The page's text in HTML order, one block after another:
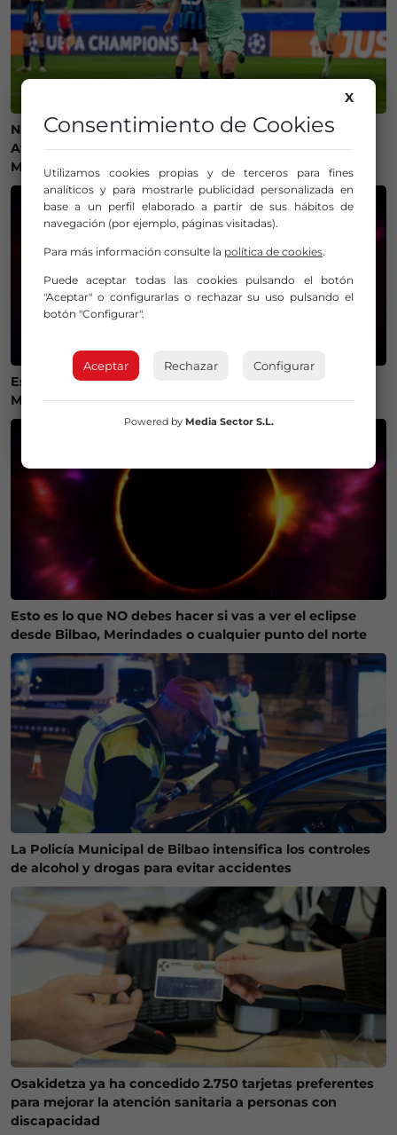
Ni camisetas ni bufandas: prohibidos los símbolos del
Athletic Club en el amistoso ante el Olympique de
Marsella
Estos son los mejores lugares de Bizkaia y Las
Merindades para ver el eclipse del 12 de agosto
Esto es lo que NO debes hacer si vas a ver el eclipse
desde Bilbao, Merindades o cualquier punto del norte
La Policía Municipal de Bilbao intensifica los controles
de alcohol y drogas para evitar accidentes
Osakidetza ya ha concedido 2.750 tarjetas preferentes
para mejorar la atención sanitaria a personas con
discapacidad
X
Consentimiento de Cookies
Utilizamos cookies propias y de terceros para fines
analíticos y para mostrarle publicidad personalizada en
base a un perfil elaborado a partir de sus hábitos de
navegación (por ejemplo, páginas visitadas).
Para más información consulte la política de cookies.
Puede aceptar todas las cookies pulsando el botón
"Aceptar" o configurarlas o rechazar su uso pulsando el
botón "Configurar".
Aceptar Rechazar Configurar
Powered by Media Sector S.L.